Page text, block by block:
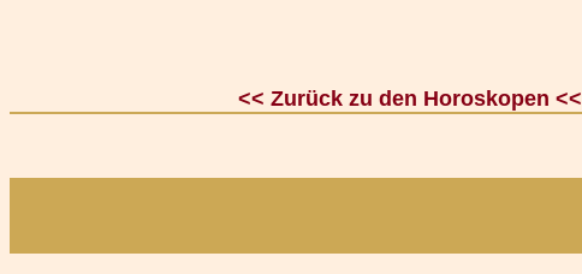
<< Zurück zu den Horoskopen <<